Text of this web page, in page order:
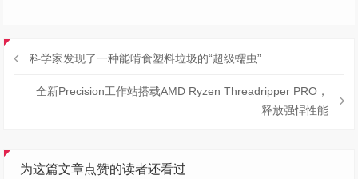
科学家发现了一种能啃食塑料垃圾的“超级蠕虫”
全新Precision工作站搭载AMD Ryzen Threadripper PRO，
释放强悍性能
为这篇文章点赞的读者还看过